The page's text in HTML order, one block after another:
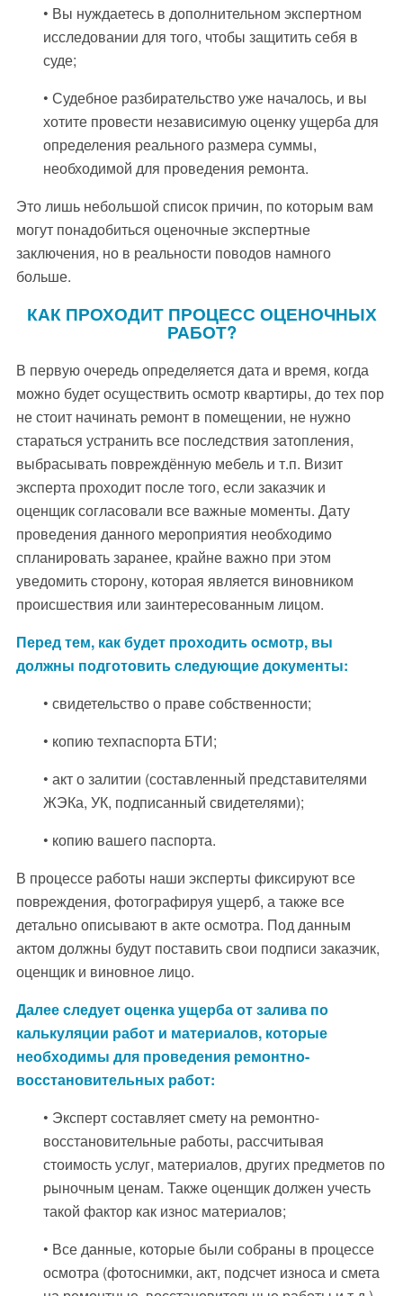
• Вы нуждаетесь в дополнительном экспертном
исследовании для того, чтобы защитить себя в
суде;
• Судебное разбирательство уже началось, и вы
хотите провести независимую оценку ущерба для
определения реального размера суммы,
необходимой для проведения ремонта.
Это лишь небольшой список причин, по которым вам
могут понадобиться оценочные экспертные
заключения, но в реальности поводов намного
больше.
КАК ПРОХОДИТ ПРОЦЕСС ОЦЕНОЧНЫХ
РАБОТ?
В первую очередь определяется дата и время, когда
можно будет осуществить осмотр квартиры, до тех пор
не стоит начинать ремонт в помещении, не нужно
стараться устранить все последствия затопления,
выбрасывать повреждённую мебель и т.п. Визит
эксперта проходит после того, если заказчик и
оценщик согласовали все важные моменты. Дату
проведения данного мероприятия необходимо
спланировать заранее, крайне важно при этом
уведомить сторону, которая является виновником
происшествия или заинтересованным лицом.
Перед тем, как будет проходить осмотр, вы
должны подготовить следующие документы:
• свидетельство о праве собственности;
• копию техпаспорта БТИ;
• акт о залитии (составленный представителями
ЖЭКа, УК, подписанный свидетелями);
• копию вашего паспорта.
В процессе работы наши эксперты фиксируют все
повреждения, фотографируя ущерб, а также все
детально описывают в акте осмотра. Под данным
актом должны будут поставить свои подписи заказчик,
оценщик и виновное лицо.
Далее следует оценка ущерба от залива по
калькуляции работ и материалов, которые
необходимы для проведения ремонтно-
восстановительных работ:
• Эксперт составляет смету на ремонтно-
восстановительные работы, рассчитывая
стоимость услуг, материалов, других предметов по
рыночным ценам. Также оценщик должен учесть
такой фактор как износ материалов;
• Все данные, которые были собраны в процессе
осмотра (фотоснимки, акт, подсчет износа и смета